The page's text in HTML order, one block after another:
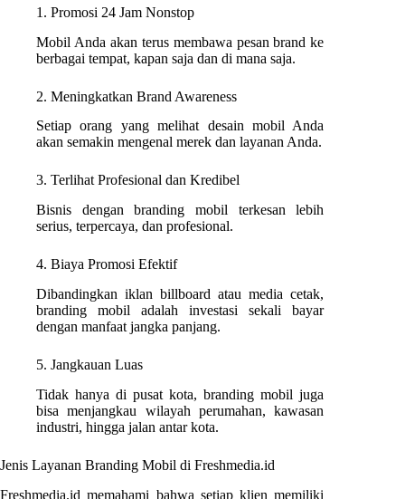
1. Promosi 24 Jam Nonstop
Mobil Anda akan terus membawa pesan brand ke
berbagai tempat, kapan saja dan di mana saja.
2. Meningkatkan Brand Awareness
Setiap orang yang melihat desain mobil Anda
akan semakin mengenal merek dan layanan Anda.
3. Terlihat Profesional dan Kredibel
Bisnis dengan branding mobil terkesan lebih
serius, terpercaya, dan profesional.
4. Biaya Promosi Efektif
Dibandingkan iklan billboard atau media cetak,
branding mobil adalah investasi sekali bayar
dengan manfaat jangka panjang.
5. Jangkauan Luas
Tidak hanya di pusat kota, branding mobil juga
bisa menjangkau wilayah perumahan, kawasan
industri, hingga jalan antar kota.
Jenis Layanan Branding Mobil di Freshmedia.id
Freshmedia.id memahami bahwa setiap klien memiliki